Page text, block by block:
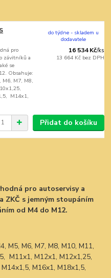
pro
závitníků a
se
Obsahuje:
M6, M7, M8,
M14x1,
16 534 Kč/ks
13 664 Kč bez DPH
do týdne - skladem u
dodavatele
Přidat do košíku
pro autoservisy a
ZKČ s jemným stoupáním
od M4 do M12.
M5, M6, M7, M8, M10, M11,
M11x1, M12x1, M12x1,25,
M16x1, M18x1,5,